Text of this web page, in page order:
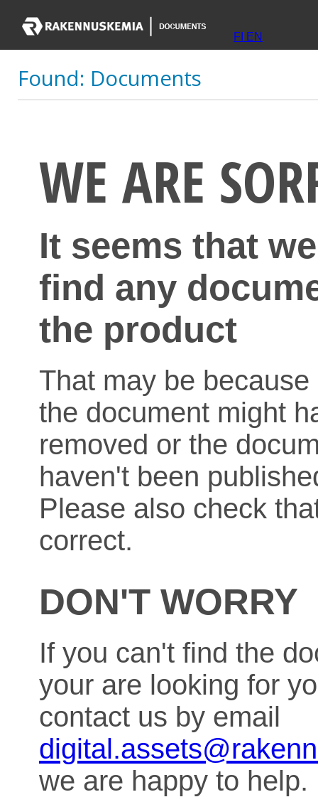
FI EN
Found: Documents
WE ARE
It seems that
find any
the product
That may be because
the document might
removed or the
haven't been
Please also check
correct.
DON'T WORRY
If you can't find the
your are looking for
contact us by email
we are happy to help.